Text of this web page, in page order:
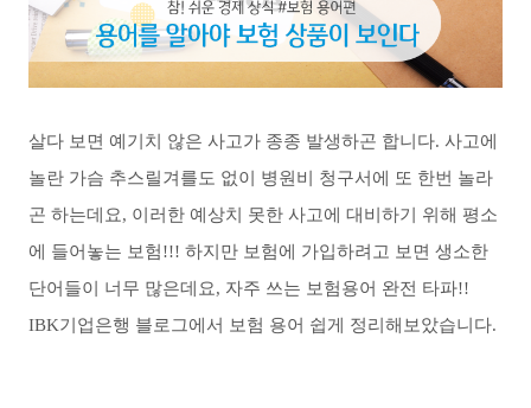
살다 보면 예기치 않은 사고가 종종 발생하곤 합니다. 사고에
놀란 가슴 추스릴겨를도 없이 병원비 청구서에 또 한번 놀라
곤 하는데요, 이러한 예상치 못한 사고에 대비하기 위해 평소
에 들어놓는 보험!!! 하지만 보험에 가입하려고 보면 생소한
단어들이 너무 많은데요, 자주 쓰는 보험용어 완전 타파!!
IBK기업은행 블로그에서 보험 용어 쉽게 정리해보았습니다.